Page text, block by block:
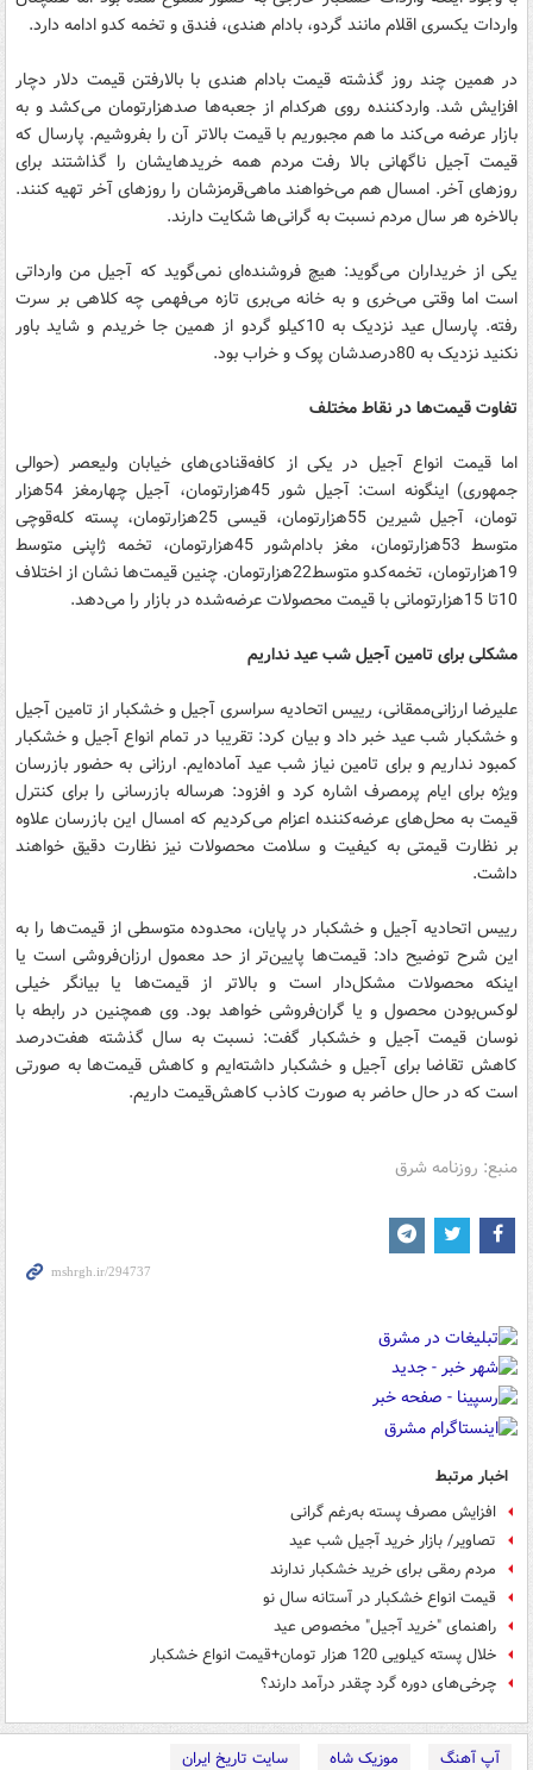
واردات یکسری اقلام مانند گردو، بادام هندی، فندق و تخمه کدو ادامه دارد.
در همین چند روز گذشته قیمت بادام هندی با بالارفتن قیمت دلار دچار
افزایش شد. وارد‌کننده روی هرکدام از جعبه‌ها صدهزارتومان می‌کشد و به
بازار عرضه می‌کند ما هم مجبوریم با قیمت بالاتر آن را بفروشیم. پارسال که
قیمت آجیل ناگهانی بالا رفت مردم همه خریدهایشان را گذاشتند برای
روزهای آخر. امسال هم می‌خواهند ماهی‌قرمزشان را روزهای آخر تهیه کنند.
بالاخره هر سال مردم نسبت به گرانی‌ها شکایت دارند.
یکی از خریداران می‌گوید: هیچ فروشنده‌ای نمی‌گوید که آجیل من وارداتی
است اما وقتی می‌خری و به خانه می‌بری تازه می‌فهمی چه کلاهی بر سرت
رفته. پارسال عید نزدیک به 10کیلو گردو از همین جا خریدم و شاید باور
نکنید نزدیک به 80درصدشان پوک و خراب بود.
تفاوت قیمت‌ها در نقاط مختلف
اما قیمت انواع آجیل در یکی از کافه‌قنادی‌های خیابان ولیعصر (حوالی
جمهوری) اینگونه است: آجیل شور 45هزارتومان، آجیل چهارمغز 54هزار
تومان، آجیل شیرین 55هزارتومان، قیسی 25هزارتومان، پسته کله‌قوچی
متوسط 53هزارتومان، مغز بادام‌شور 45هزارتومان، تخمه ژاپنی متوسط
19هزارتومان، تخمه‌کدو متوسط22هزارتومان. چنین قیمت‌ها نشان از اختلاف
10تا 15هزارتومانی با قیمت محصولات عرضه‌شده در بازار را می‌دهد.
مشکلی برای تامین آجیل شب عید نداریم
علیرضا ارزانی‌ممقانی، رییس اتحادیه سراسری آجیل و خشکبار از تامین آجیل
و خشکبار شب عید خبر داد و بیان کرد: تقریبا در تمام انواع آجیل و خشکبار
کمبود نداریم و برای تامین نیاز شب عید آماده‌ایم. ارزانی به حضور بازرسان
ویژه برای ایام پرمصرف اشاره کرد و افزود: هرساله بازرسانی را برای کنترل
قیمت به محل‌های عرضه‌کننده اعزام می‌کردیم که امسال این بازرسان علاوه
بر نظارت قیمتی به کیفیت و سلامت محصولات نیز نظارت دقیق خواهند
داشت.
رییس اتحادیه آجیل و خشکبار در پایان، محدوده متوسطی از قیمت‌ها را به
این شرح توضیح داد: قیمت‌ها پایین‌تر از حد معمول ارزان‌فروشی است یا
اینکه محصولات مشکل‌دار است و بالاتر از قیمت‌ها یا بیانگر خیلی
لوکس‌بودن محصول و یا گران‌فروشی خواهد بود. وی همچنین در رابطه با
نوسان قیمت آجیل و خشکبار گفت: نسبت به سال گذشته هفت‌درصد
کاهش تقاضا برای آجیل و خشکبار داشته‌ایم و کاهش قیمت‌ها به صورتی
است که در حال حاضر به صورت کاذب کاهش‌قیمت داریم.
منبع: روزنامه شرق
اخبار مرتبط
افزایش مصرف پسته به‌رغم گرانی
تصاویر/ بازار خريد آجيل شب عيد
مردم رمقی برای خرید خشکبار ندارند
قیمت انواع خشکبار در آستانه سال نو
راهنمای "خرید آجیل" مخصوص عید
خلال پسته کیلویی 120 هزار تومان+قیمت انواع خشکبار
چرخی‌های دوره گرد چقدر درآمد دارند؟
آپ آهنگ موزیک شاه
سایت تاریخ ایران